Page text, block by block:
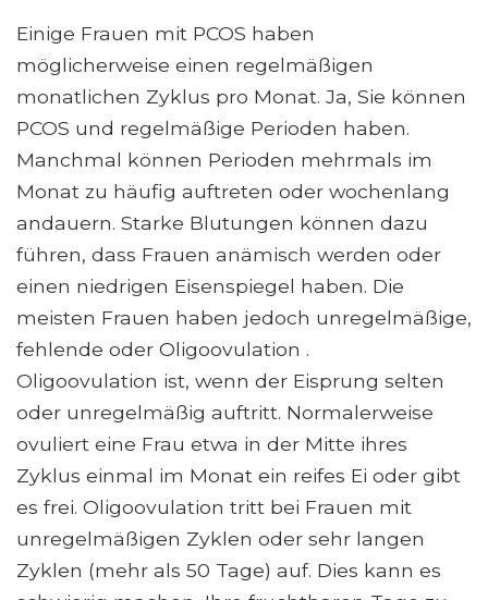
Einige Frauen mit PCOS haben
möglicherweise einen regelmäßigen
monatlichen Zyklus pro Monat. Ja, Sie können
PCOS und regelmäßige Perioden haben.
Manchmal können Perioden mehrmals im
Monat zu häufig auftreten oder wochenlang
andauern. Starke Blutungen können dazu
führen, dass Frauen anämisch werden oder
einen niedrigen Eisenspiegel haben. Die
meisten Frauen haben jedoch unregelmäßige,
fehlende oder Oligoovulation .
Oligoovulation ist, wenn der Eisprung selten
oder unregelmäßig auftritt. Normalerweise
ovuliert eine Frau etwa in der Mitte ihres
Zyklus einmal im Monat ein reifes Ei oder gibt
es frei. Oligoovulation tritt bei Frauen mit
unregelmäßigen Zyklen oder sehr langen
Zyklen (mehr als 50 Tage) auf. Dies kann es